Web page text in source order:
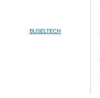
BUSELTECH